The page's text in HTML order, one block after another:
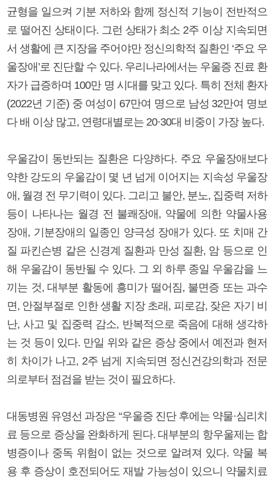
균형을 일으켜 기분 저하와 함께 정신적 기능이 전반적으
로 떨어진 상태이다. 그런 상태가 최소 2주 이상 지속되면
서 생활에 큰 지장을 주어야만 정신의학적 질환인 ‘주요 우
울장애’로 진단할 수 있다. 우리나라에서는 우울증 진료 환
자가 급증하며 100만 명 시대를 맞고 있다. 특히 전체 환자
(2022년 기준) 중 여성이 67만여 명으로 남성 32만여 명보
다 배 이상 많고, 연령대별로는 20·30대 비중이 가장 높다.
우울감이 동반되는 질환은 다양하다. 주요 우울장애보다
약한 강도의 우울감이 몇 년 넘게 이어지는 지속성 우울장
애, 월경 전 무기력이 있다. 그리고 불안, 분노, 집중력 저하
등이 나타나는 월경 전 불쾌장애, 약물에 의한 약물사용
장애, 기분장애의 일종인 양극성 장애가 있다. 또 치매 간
질 파킨슨병 같은 신경계 질환과 만성 질환, 암 등으로 인
해 우울감이 동반될 수 있다. 그 외 하루 종일 우울감을 느
끼는 것, 대부분 활동에 흥미가 떨어짐, 불면증 또는 과수
면, 안절부절로 인한 생활 지장 초래, 피로감, 잦은 자기 비
난, 사고 및 집중력 감소, 반복적으로 죽음에 대해 생각하
는 것 등이 있다. 만일 위와 같은 증상 중에서 예전과 현저
히 차이가 나고, 2주 넘게 지속되면 정신건강의학과 전문
의로부터 점검을 받는 것이 필요하다.
대동병원 유영선 과장은 “우울증 진단 후에는 약물·심리치
료 등으로 증상을 완화하게 된다. 대부분의 항우울제는 합
병증이나 중독 위험이 없는 것으로 알려져 있다. 약물 복
용 후 증상이 호전되어도 재발 가능성이 있으니 약물치료